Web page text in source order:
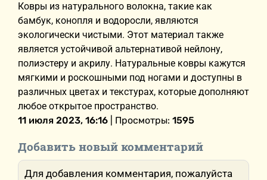
Ковры из натурального волокна, такие как
бамбук, конопля и водоросли, являются
экологически чистыми. Этот материал также
является устойчивой альтернативой нейлону,
полиэстеру и акрилу. Натуральные ковры кажутся
мягкими и роскошными под ногами и доступны в
различных цветах и текстурах, которые дополняют
любое открытое пространство.
11 июля 2023, 16:16 | Просмотры: 1595
Добавить новый комментарий
Для добавления комментария, пожалуйста